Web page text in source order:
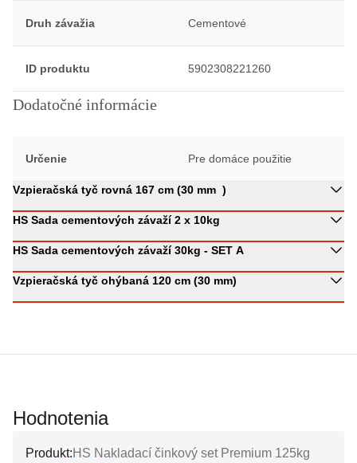
Druh závažia Cementové
ID produktu 5902308221260
Dodatočné informácie
Určenie Pre domáce použitie
Vzpieračská tyč rovná 167 cm (30 mm )
HS Sada cementových závaží 2 x 10kg
HS Sada cementových závaží 30kg - SET A
Vzpieračská tyč ohýbaná 120 cm (30 mm)
Hodnotenia
Produkt: HS Nakladací činkový set Premium 125kg